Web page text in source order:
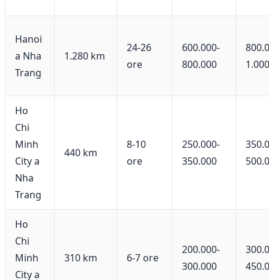
Hanoi
a Nha
Trang
1.280 km
24-26
ore
600.000-
800.000
Ho
Chi
Minh
City a
Nha
Trang
440 km
8-10
ore
250.000-
350.000
Ho
Chi
Minh
City a
310 km 6-7 ore
200.000-
300.000